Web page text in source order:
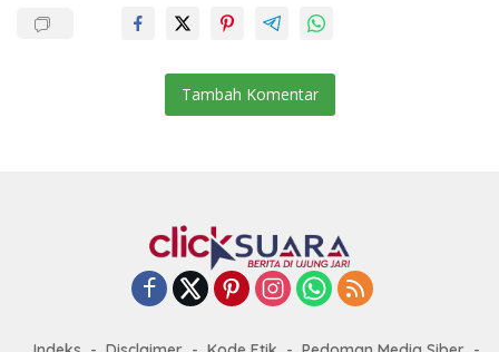
Tambah Komentar